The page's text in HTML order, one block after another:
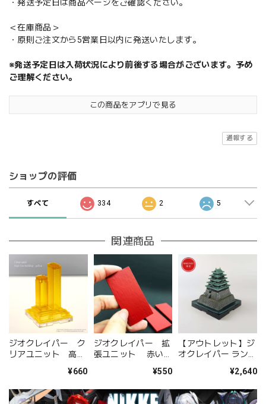
・発送予定日は商品ページをご確認ください。
＜在庫商品＞
・原則ご注文から5営業日以内に発送いたします。
※発送予定日は入荷状況により前後する場合がございます。予め
ご理解ください。
この商品をアプリで見る
通報する
ショップの評価
すべて 334 2 5
関連商品
ジオクレイパー ク
リアユニット 高層
¥660
ジオクレイパー 拡
張ユニット 赤い海
¥550
【アウトレット】ジ
オクレイパー ランド
¥2,640